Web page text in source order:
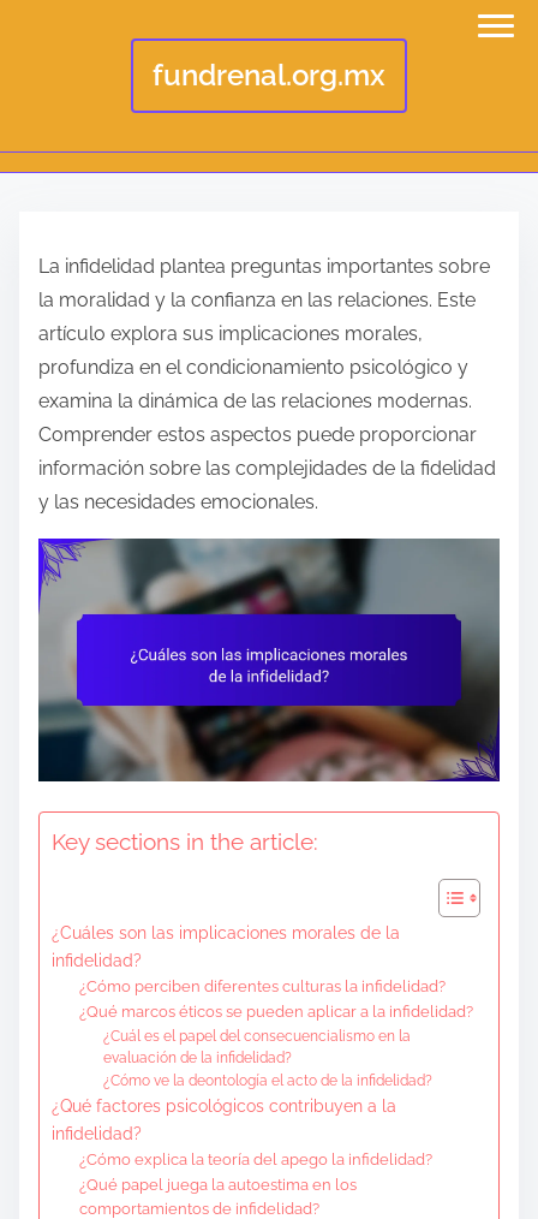
fundrenal.org.mx
La infidelidad plantea preguntas importantes sobre
la moralidad y la confianza en las relaciones. Este
artículo explora sus implicaciones morales,
profundiza en el condicionamiento psicológico y
examina la dinámica de las relaciones modernas.
Comprender estos aspectos puede proporcionar
información sobre las complejidades de la fidelidad
y las necesidades emocionales.
Key sections in the article:
¿Cuáles son las implicaciones morales de la
infidelidad?
¿Cómo perciben diferentes culturas la infidelidad?
¿Qué marcos éticos se pueden aplicar a la infidelidad?
¿Cuál es el papel del consecuencialismo en la
evaluación de la infidelidad?
¿Cómo ve la deontología el acto de la infidelidad?
¿Qué factores psicológicos contribuyen a la
infidelidad?
¿Cómo explica la teoría del apego la infidelidad?
¿Qué papel juega la autoestima en los
comportamientos de infidelidad?